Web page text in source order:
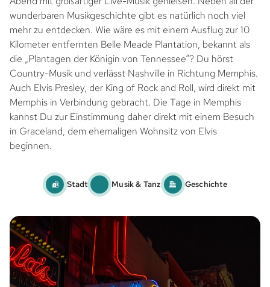
wunderbaren Musikgeschichte gibt es natürlich noch viel
mehr zu entdecken. Wie wäre es mit einem Ausflug zur 10
Kilometer entfernten Belle Meade Plantation, bekannt als
die „Plantagen der Königin von Tennessee“? Du hörst
Country-Musik und verlässt Nashville in Richtung Memphis.
Auch Elvis Presley, der King of Rock and Roll, wird direkt mit
Memphis in Verbindung gebracht. Die Tage in Memphis
kannst Du zur Einstimmung daher direkt mit einem Besuch
in Graceland, dem ehemaligen Wohnsitz von Elvis
beginnen.
Stadt Musik & Tanz Geschichte